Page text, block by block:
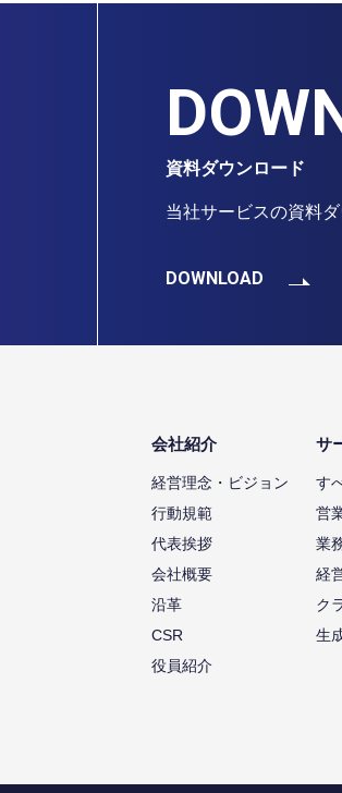
資料ダウンロード
当社サービスの資料
DOWNLOAD
会社紹介
経営理念・ビジョン
行動規範
代表挨拶
会社概要
沿革
CSR
役員紹介
サ
す
営
業
経
ク
生